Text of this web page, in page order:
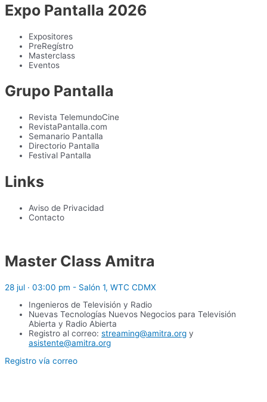
Expo Pantalla 2026
Expositores
PreRegístro
Masterclass
Eventos
Grupo Pantalla
Revista TelemundoCine
RevistaPantalla.com
Semanario Pantalla
Directorio Pantalla
Festival Pantalla
Links
Aviso de Privacidad
Contacto
Master Class Amitra
28 jul · 03:00 pm - Salón 1, WTC CDMX
Ingenieros de Televisión y Radio
Nuevas Tecnologías Nuevos Negocios para Televisión
Abierta y Radio Abierta
Registro al correo: streaming@amitra.org y
asistente@amitra.org
Registro vía correo